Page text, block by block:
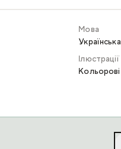
Мова
Українська
Ілюстрації
Кольорові